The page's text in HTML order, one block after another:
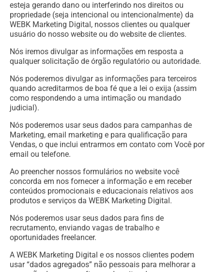
esteja gerando dano ou interferindo nos direitos ou
propriedade (seja intencional ou intencionalmente) da
WEBK Marketing Digital, nossos clientes ou qualquer
usuário do nosso website ou do website de clientes.
Nós iremos divulgar as informações em resposta a
qualquer solicitação de órgão regulatório ou autoridade.
Nós poderemos divulgar as informações para terceiros
quando acreditarmos de boa fé que a lei o exija (assim
como respondendo a uma intimação ou mandado
judicial).
Nós poderemos usar seus dados para campanhas de
Marketing, email marketing e para qualificação para
Vendas, o que inclui entrarmos em contato com Você por
email ou telefone.
Ao preencher nossos formulários no website você
concorda em nos fornecer a informação e em receber
conteúdos promocionais e educacionais relativos aos
produtos e serviços da WEBK Marketing Digital.
Nós poderemos usar seus dados para fins de
recrutamento, enviando vagas de trabalho e
oportunidades freelancer.
A WEBK Marketing Digital e os nossos clientes podem
usar “dados agregados” não pessoais para melhorar a